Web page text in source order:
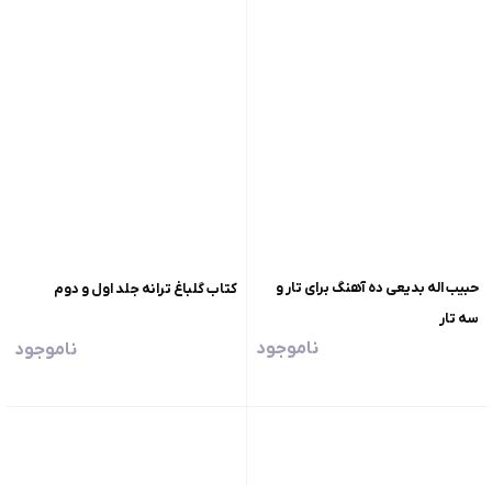
حبیب اله بدیعی ده آهنگ برای تار و
سه تار
ناموجود
کتاب گلباغ ترانه جلد اول و دوم
ناموجود